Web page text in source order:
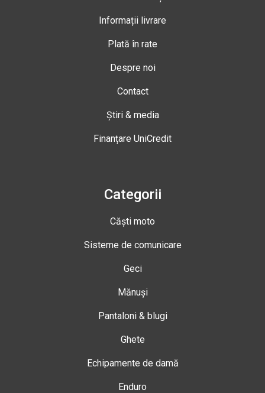
Informații livrare
Plată în rate
Despre noi
Contact
Știri & media
Finanțare UniCredit
Categorii
Căști moto
Sisteme de comunicare
Geci
Mănuși
Pantaloni & blugi
Ghete
Echipamente de damă
Enduro